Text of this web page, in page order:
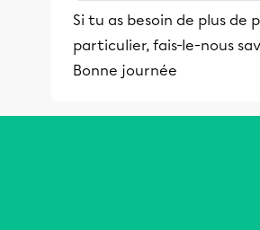
Si tu as besoin de plus de
particulier, fais-le-nous
Bonne journée